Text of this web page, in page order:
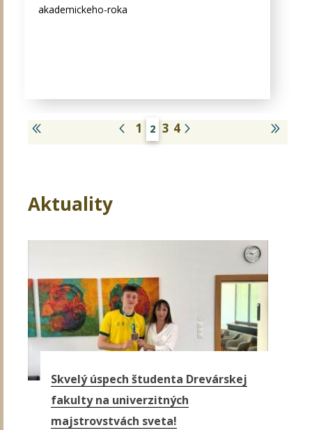
akademickeho-roka
1 2 3 4
Aktuality
Skvelý úspech študenta Drevárskej
fakulty na univerzitných
majstrovstvách sveta!